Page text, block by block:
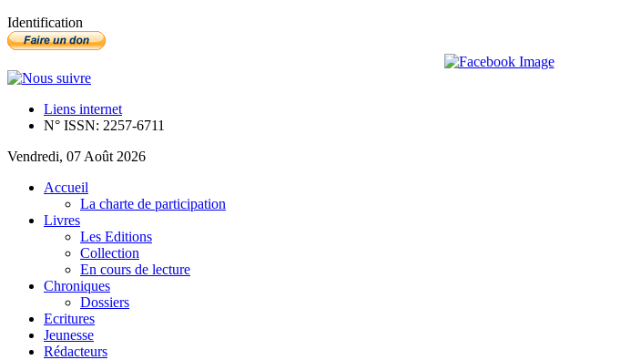
Identification
Liens internet
N° ISSN: 2257-6711
Vendredi, 07 Août 2026
Accueil
La charte de participation
Livres
Les Editions
Collection
En cours de lecture
Chroniques
Dossiers
Ecritures
Jeunesse
Rédacteurs